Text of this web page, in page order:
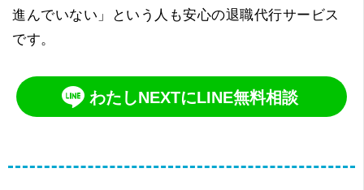
進んでいない」という人も安心の退職代行サービス
です。
わたしNEXTにLINE無料相談